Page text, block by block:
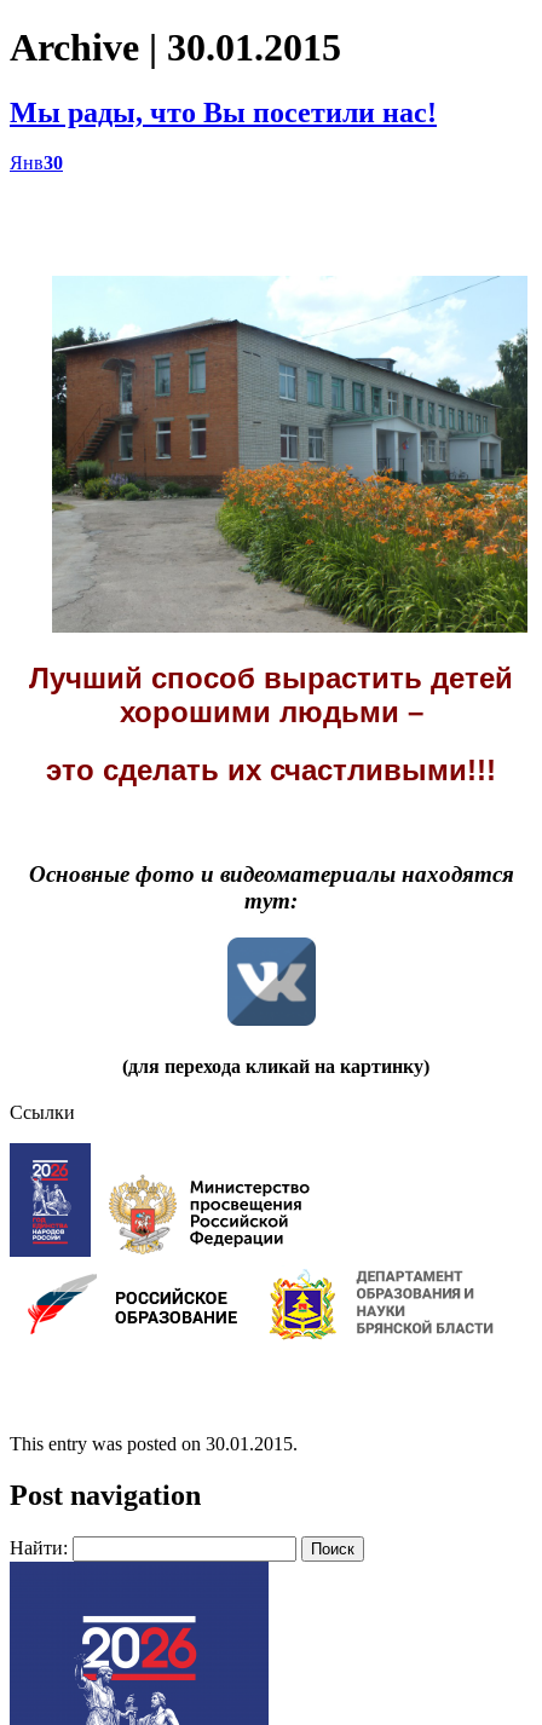
Archive | 30.01.2015
Мы рады, что Вы посетили нас!
Янв30
Лучший способ вырастить детей
хорошими людьми –
это сделать их счастливыми!!!
Основные фото и видеоматериалы находятся
тут:
(для перехода кликай на картинку)
Ссылки
This entry was posted on 30.01.2015.
Post navigation
Найти: